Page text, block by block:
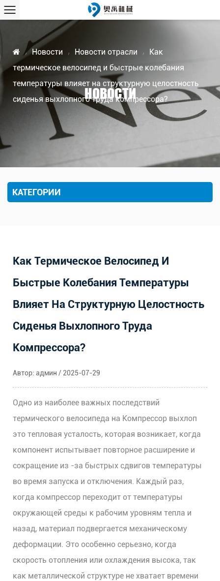
/ Новости / Новости отрасли /
Как
термическое велосипед и быстрые колебания
температуры влияет на структурную целостность
сиденья выхлопного труда компрессора?
НОВОСТИ
КАТЕГОРИИ
Как Термическое Велосипед И
Быстрые Колебания Температуры
Влияет На Структурную Целостность
Сиденья Выхлопного Труда
Компрессора?
Автор: админ / 2025-07-29
Одно из наиболее важных последствий
термического велосипеда на Компрессор выхлоп
это тепловая усталость, которая возникает, когда
компонент испытывает повторное расширение и
сокращение из -за быстрых сдвигов температуры
во время запуска и отключения. Каждый раз,
когда компрессор переходит от температуры
окружающей среды к рабочим уровням тепла и
назад, материал подвергается механическому
деформации. Это особенно серьезно, когда
скорость отопления или охлаждения высока, так
как металлической структуре не хватает времени